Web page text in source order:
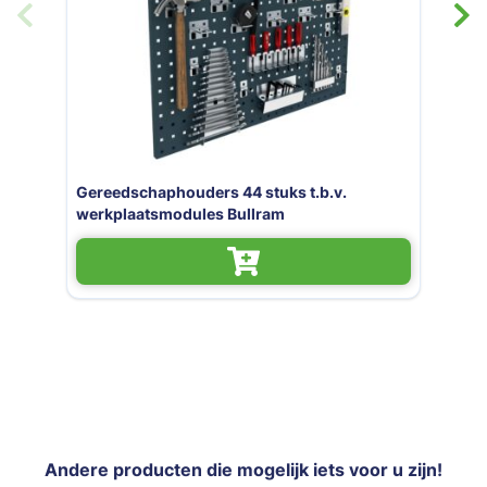
Werkplaatsmodule / werkplaatsinrichting
Expert BGMOD3
Andere producten die mogelijk iets voor u zijn!